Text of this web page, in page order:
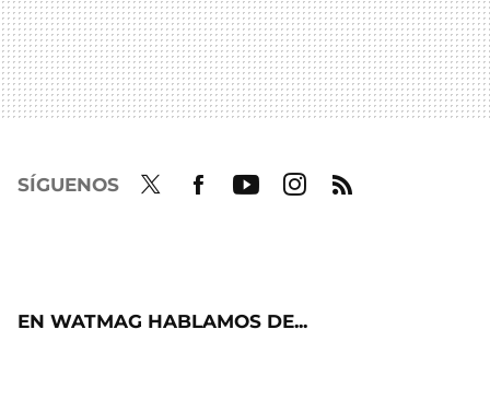
SÍGUENOS
EN WATMAG HABLAMOS DE...